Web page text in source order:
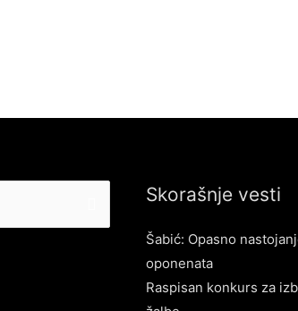
Skorašnje vesti
Šabić: Opasno
oponenata
Raspisan konkurs za